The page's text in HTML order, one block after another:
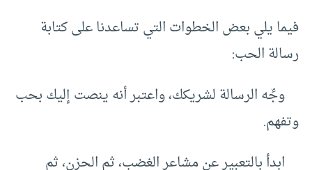
فيما يلي بعض الخطوات التي تساعدنا على كتابة
رسالة الحب:
وجِّه الرسالة لشريكك، واعتبر أنه ينصت إليك بحب
وتفهم.
ابدأ بالتعبير عن مشاعر الغضب، ثم الحزن، ثم